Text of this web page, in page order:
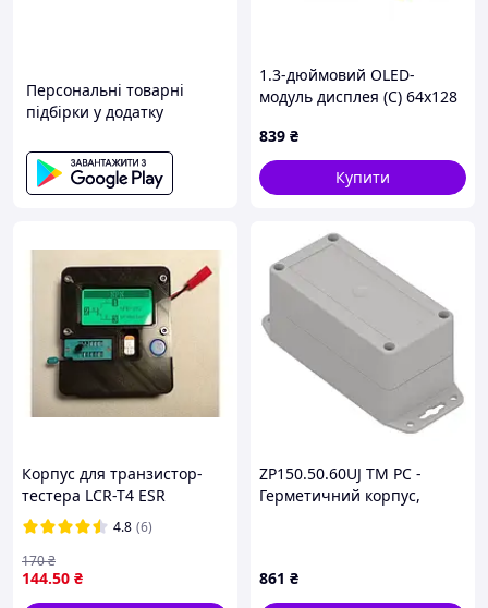
Персональні товарні
підбірки у додатку
1.3-дюймовий OLED-
модуль дисплея (C) 64x128
839 ₴
Купити
Корпус для транзистор-
тестера LCR-T4 ESR
4.8 (6)
144.50 ₴
170₴
ZP150.50.60UJ TM PC -
Герметичний корпус,
861 ₴